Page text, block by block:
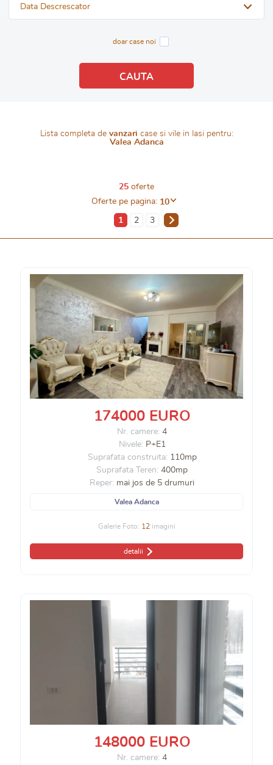
Data Descrescator
doar case noi
Lista completa de vanzari case si vile in Iasi pentru:
Valea Adanca
25 oferte
Oferte pe pagina: 10
1 2 3
174000 EURO
Nr. camere: 4
Nivele: P+E1
Suprafata construita: 110mp
Suprafata Teren: 400mp
Reper: mai jos de 5 drumuri
Valea Adanca
Galerie Foto: 12 imagini
detalii
148000 EURO
Nr. camere: 4